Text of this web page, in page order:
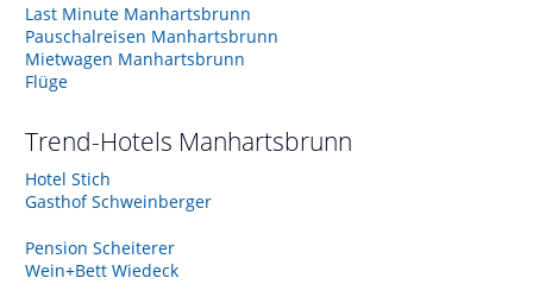
Last Minute Manhartsbrunn
Pauschalreisen Manhartsbrunn
Mietwagen Manhartsbrunn
Flüge
Trend-Hotels Manhartsbrunn
Hotel Stich
Gasthof Schweinberger
Pension Scheiterer
Wein+Bett Wiedeck